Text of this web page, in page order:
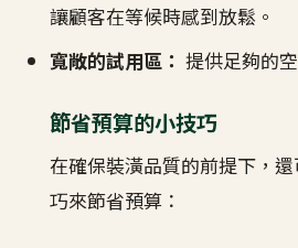
讓顧客在等候時感到放鬆。
寬敞的試用區： 提供足夠的
節省預算的小技巧
在確保裝潢品質的前提下，
巧來節省預算：